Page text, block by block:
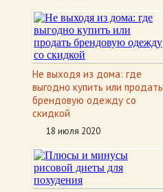
Не выходя из дома: где
выгодно купить или продать
брендовую одежду со
скидкой
18 июля 2020